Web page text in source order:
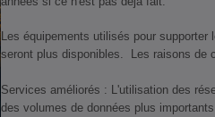
Les équipements utilisés pour
seront plus disponibles. Les raisons de
Services améliorés : L'utilisation des
des volumes de données plus